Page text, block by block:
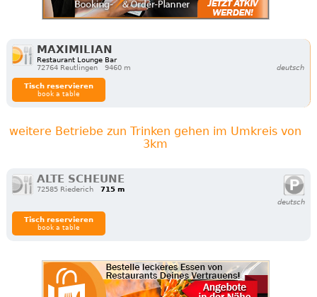
MAXIMILIAN
Restaurant Lounge Bar
72764 Reutlingen
9460 m deutsch
Tisch reservieren
book a table
weitere Betriebe zun Trinken gehen im Umkreis von
3km
ALTE SCHEUNE
72585 Riederich
715 m
deutsch
Tisch reservieren
book a table